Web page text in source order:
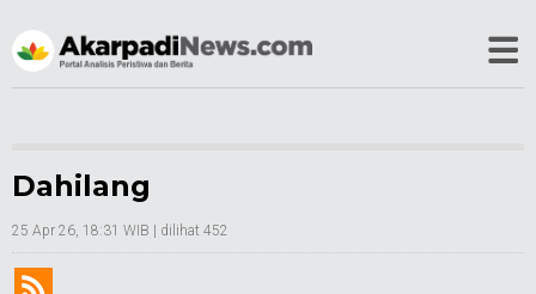
Dahilang
25 Apr 26, 18:31 WIB | dilihat 452